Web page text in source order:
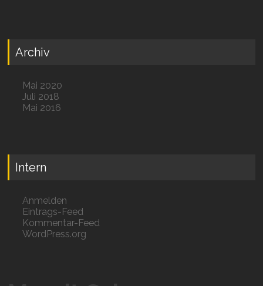
Archiv
Mai 2020
Juli 2018
Mai 2016
Intern
Anmelden
Eintrags-Feed
Kommentar-Feed
WordPress.org